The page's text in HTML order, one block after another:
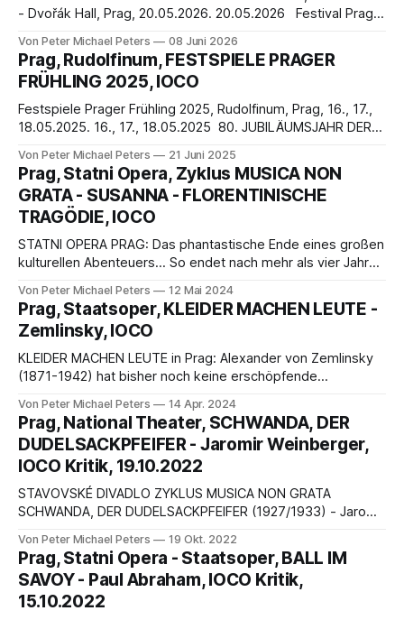
- Dvořák Hall, Prag, 20.05.2026. 20.05.2026 Festival Prager
MI Ton oeil de terre, mon oeil de terre, nos mains de terre,
pour tisser l’atmosphère. Étoile de silence, à
Von Peter Michael Peters 08 Juni 2026
Prag, Rudolfinum, FESTSPIELE PRAGER
FRÜHLING 2025, IOCO
Festspiele Prager Frühling 2025, Rudolfinum, Prag, 16., 17.,
18.05.2025. 16., 17., 18.05.2025 80. JUBILÄUMSJAHR DER
Mondestrunken Den Wein, den man mit Augen trinkt, Gießt
nachts der Mond in Wogen nieder, Und eine Springflut
überschwemmt Den stillen Horizont. Gelüste, schauerlich
und süß,
Von Peter Michael Peters 21 Juni 2025
Prag, Statni Opera, Zyklus MUSICA NON
GRATA - SUSANNA - FLORENTINISCHE
TRAGÖDIE, IOCO
STATNI OPERA PRAG: Das phantastische Ende eines großen
kulturellen Abenteuers… So endet nach mehr als vier Jahren
NON GRATA in Prag - produziert von der Staatsoper Prag
........ mit der Unterstützung u.a. der Deutschen Botschaft
aber auch ......
Von Peter Michael Peters 12 Mai 2024
Prag, Staatsoper, KLEIDER MACHEN LEUTE -
Zemlinsky, IOCO
KLEIDER MACHEN LEUTE in Prag: Alexander von Zemlinsky
(1871-1942) hat bisher noch keine erschöpfende
Detailstudien, so dass viele Fragen zu seinem Leben offen
bleiben. Vor nicht allzu langer Zeit gaben die Diktionäre das
Jahr 1872 .......
Von Peter Michael Peters 14 Apr. 2024
Prag, National Theater, SCHWANDA, DER
DUDELSACKPFEIFER - Jaromir Weinberger,
IOCO Kritik, 19.10.2022
STAVOVSKÉ DIVADLO ZYKLUS MUSICA NON GRATA
SCHWANDA, DER DUDELSACKPFEIFER (1927/1933) - Jaromir
Märchenoper in zwei Akten für die ganze Familie von Peter
Michael Peters EINE PATRIOTISCHE KOMÖDIE * Auf unserem
Hof * alles krächzt, * der Hahn kräht. * Ich kann dich nicht *
Von Peter Michael Peters 19 Okt. 2022
Prag, Statni Opera - Staatsoper, BALL IM
SAVOY - Paul Abraham, IOCO Kritik,
15.10.2022